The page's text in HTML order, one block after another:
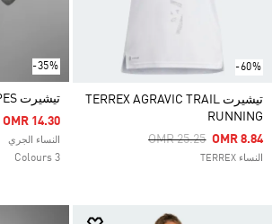
-60%
تيشيرت TERREX AGRAVIC TRAIL
RUNNING
Price Reduced From
OMR 25.25ToOMR 8.84
النساء TERREX
-35%
تيشيرت OWN THE RUN 3-STRIPES
From
OMR 14.30
النساء الجري
3 Colours